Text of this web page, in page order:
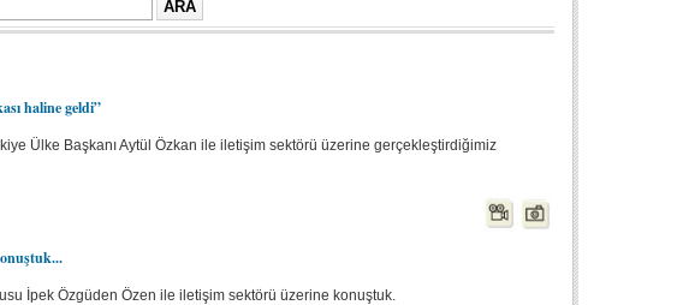
haline geldi”
Ülke Başkanı Aytül Özkan ile iletişim sektörü üzerine gerçekleştirdiğimiz
İpek Özgüden Özen ile iletişim sektörü üzerine konuştuk.